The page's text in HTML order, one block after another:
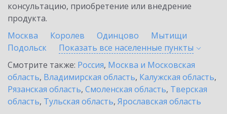
консультацию, приобретение или внедрение
продукта.
Москва
Королев Одинцово
Мытищи
Подольск
Показать все населенные пункты
Смотрите также: Россия, Москва и Московская
область, Владимирская область, Калужская область,
Рязанская область, Смоленская область, Тверская
область, Тульская область, Ярославская область